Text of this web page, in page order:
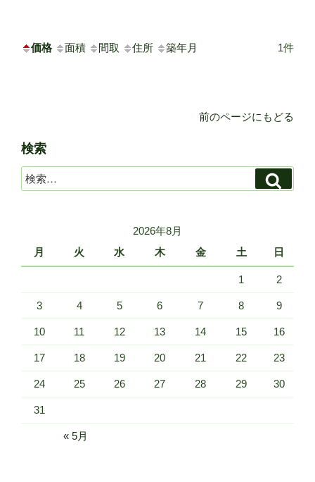
価格 面積 間取 住所 築年月 1件
前のページにもどる
検索
検
索:
索
2026年8月
月
火 水 木 金 土 日
1 2
3 4 5 6 7 8 9
10 11 12 13 14 15 16
17 18 19 20 21 22 23
24 25 26 27 28 29 30
31
« 5月